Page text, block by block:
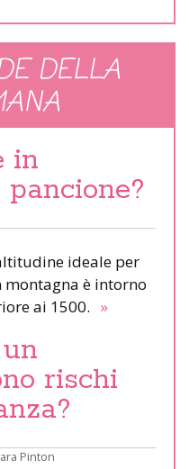
DELLA
in
ideale per
montagna è intorno
ai 1500. »
rischi
Pinton